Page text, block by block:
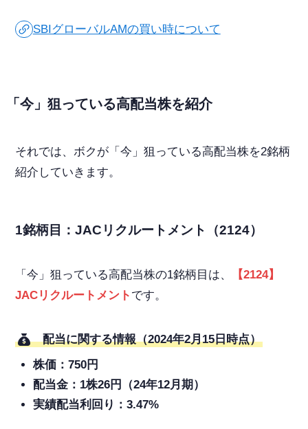
SBIグローバルAMの買い時について
「今」狙っている高配当株を紹介
それでは、ボクが「今」狙っている高配当株を2銘柄
紹介していきます。
1銘柄目：JACリクルートメント（2124）
「今」狙っている高配当株の1銘柄目は、
【2124】
JACリクルートメント です。
配当に関する情報（2024年2月15日時点）
株価：750円
配当金：1株26円（24年12月期）
実績配当利回り：3.47%